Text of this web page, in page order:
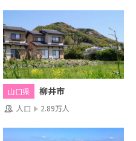
山口県 柳井市
人口 2.89万人